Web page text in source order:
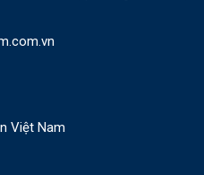
Việt Nam